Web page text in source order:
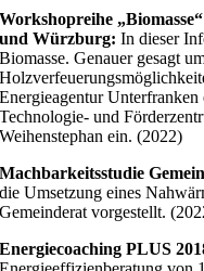
Workshopreihe
und Würzburg:In dieser
Biomasse. Genauer gesagt
Energieagentur
Technologie- und
Weihenstephan ein. (2022)
Machbarkeitsstudie
die Umsetzung eines
Gemeinderat vorgestellt.
Energiecoaching PLUS